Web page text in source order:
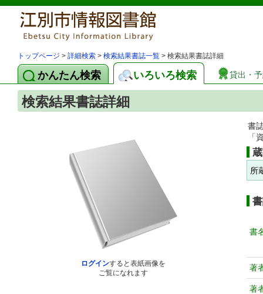
トップページ > 詳細検索 > 検索結果書誌一覧 > 検索結果書誌詳細
かんたん検索 いろいろ検索 貸出・
検索結果書誌詳細
ログインすると表紙画像を
ご覧になれます
書
「
所
書
著
著